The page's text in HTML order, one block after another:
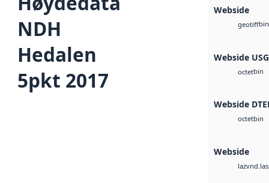
NDH
Hedalen
5pkt 2017
Webside
geotiffbin
Webside
octetbin
Webside
octetbin
Webside
laz